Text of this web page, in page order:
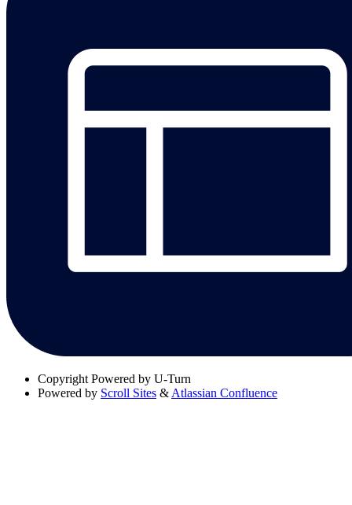
Copyright Powered by U-Turn
Powered by Scroll Sites & Atlassian Confluence